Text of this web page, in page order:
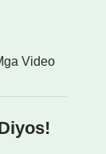
Video